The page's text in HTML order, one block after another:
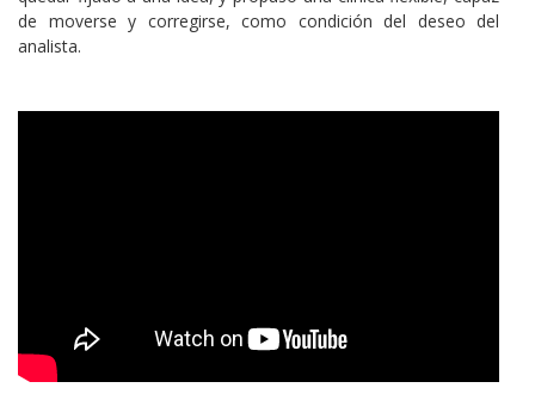
de moverse y corregirse, como condición del deseo del
analista.